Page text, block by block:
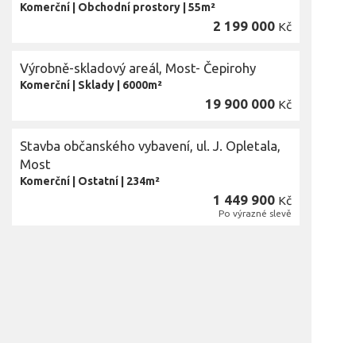
Komerční Obchodní prostory 55m²
2 199 000 Kč
Výrobně-skladový areál, Most- Čepirohy
Komerční Sklady 6000m²
19 900 000 Kč
Stavba občanského vybavení, ul. J. Opletala,
Most
Komerční Ostatní 234m²
1 449 900 Kč
Po výrazné slevě